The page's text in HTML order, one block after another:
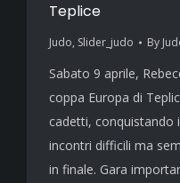
Teplice
Judo, Slider_judo By
Sabato 9 aprile,
coppa Europa di
cadetti,
incontri difficili ma
in finale. Gara